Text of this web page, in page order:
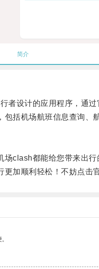
简介
设计的应用程序，通过
机场航班信息查询、
clash都能给您带来出行
顺利轻松！不妨点击